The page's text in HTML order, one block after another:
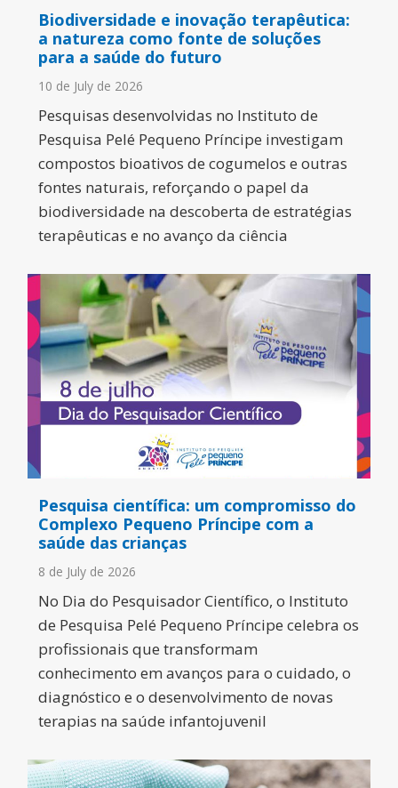
Biodiversidade e inovação terapêutica:
a natureza como fonte de soluções
para a saúde do futuro
10 de July de 2026
Pesquisas desenvolvidas no Instituto de
Pesquisa Pelé Pequeno Príncipe investigam
compostos bioativos de cogumelos e outras
fontes naturais, reforçando o papel da
biodiversidade na descoberta de estratégias
terapêuticas e no avanço da ciência
Pesquisa científica: um compromisso do
Complexo Pequeno Príncipe com a
saúde das crianças
8 de July de 2026
No Dia do Pesquisador Científico, o Instituto
de Pesquisa Pelé Pequeno Príncipe celebra os
profissionais que transformam
conhecimento em avanços para o cuidado, o
diagnóstico e o desenvolvimento de novas
terapias na saúde infantojuvenil